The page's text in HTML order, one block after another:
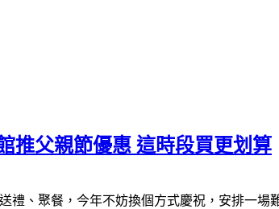
推父親節優惠 這時段買更划算
禮、聚餐，今年不妨換個方式慶祝，安排一